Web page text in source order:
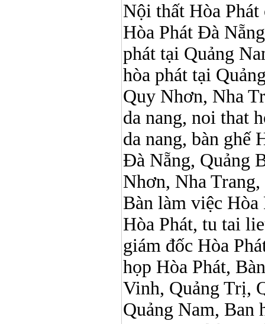
Nội thất Hòa
Hòa Phát Đà
phát tại Quảng
hòa phát tại
Quy Nhơn, Nha
da nang, noi that
da nang, bàn ghế
Đà Nẵng, Quảng
Nhơn, Nha
Bàn làm việc Hòa
Hòa Phát, tu tai
giám đốc Hòa
họp Hòa Phát,
Vinh, Quảng Trị,
Quảng Nam, Ban